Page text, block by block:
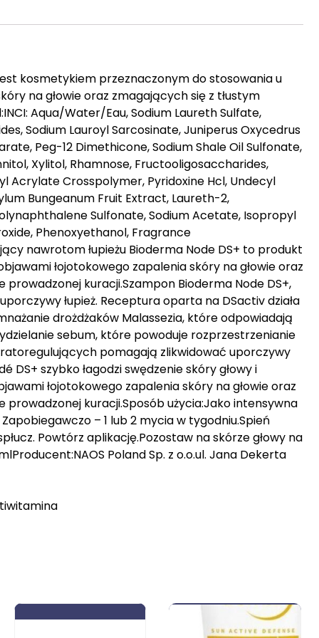
jest kosmetykiem przeznaczonym do stosowania u
na głowie oraz zmagających się z tłustym
Aqua/Water/Eau, Sodium Laureth Sulfate,
Sodium Lauroyl Sarcosinate, Juniperus Oxycedrus
Peg-12 Dimethicone, Sodium Shale Oil Sulfonate,
Xylitol, Rhamnose, Fructooligosaccharides,
Acrylate Crosspolymer, Pyridoxine Hcl, Undecyl
Bungeanum Fruit Extract, Laureth-2,
Sulfonate, Sodium Acetate, Isopropyl
Phenoxyethanol, Fragrance
nawrotom łupieżu Bioderma Node DS+ to produkt
łojotokowego zapalenia skóry na głowie oraz
prowadzonej kuracji.Szampon Bioderma Node DS+,
łupież. Receptura oparta na DSactiv działa
drożdżaków Malassezia, które odpowiadają
sebum, które powoduje rozprzestrzenianie
pomagają zlikwidować uporczywy
DS+ szybko łagodzi swędzenie skóry głowy i
łojotokowego zapalenia skóry na głowie oraz
prowadzonej kuracji.Sposób użycia:Jako intensywna
– 1 lub 2 mycia w tygodniu.Spień
Powtórz aplikację.Pozostaw na skórze głowy na
Poland Sp. z o.o.ul. Jana Dekerta